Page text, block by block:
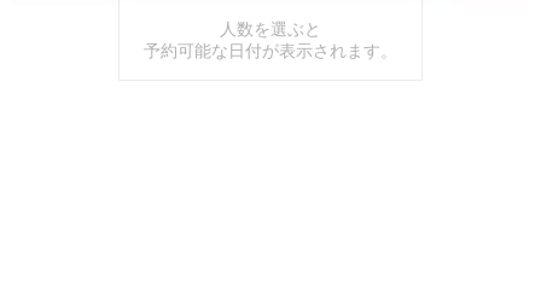
人数を選ぶと
予約可能な日付が表示されます。